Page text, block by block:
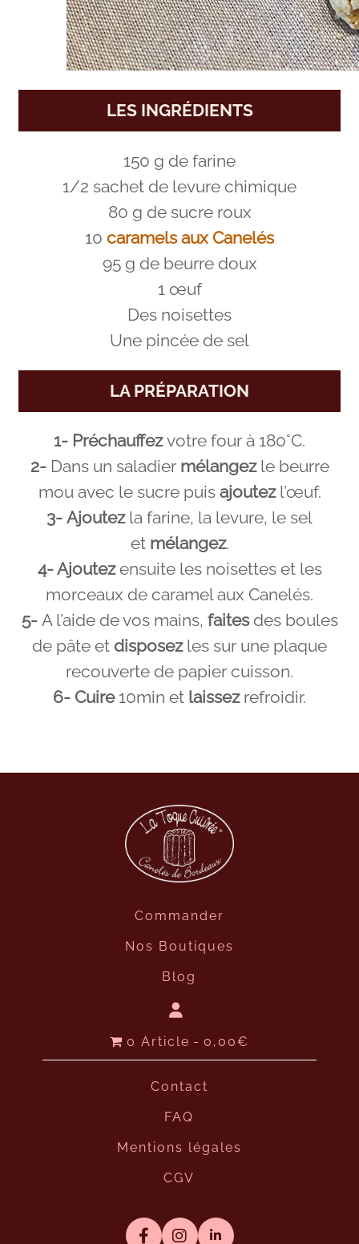
LES INGRÉDIENTS
150 g de farine
1/2 sachet de levure chimique
80 g de sucre roux
10 caramels aux Canelés
95 g de beurre doux
1 œuf
Des noisettes
Une pincée de sel
LA PRÉPARATION
1- Préchauffezvotre four à 180°C.
2-Dans un saladier mélangezle beurre
mou avec le sucre puis ajoutezl’œuf.
3- Ajoutezla farine, la levure, le sel
et mélangez.
4- Ajoutezensuite les noisettes et les
morceaux de caramel aux Canelés.
5- A l’aide de vos mains, faitesdes boules
de pâte et disposezles sur une plaque
recouverte de papier cuisson.
6- Cuire 10min et laissezrefroidir.
Commander
Nos Boutiques
Blog
0 Article 0,00€
Contact
FAQ
Mentions légales
CGV